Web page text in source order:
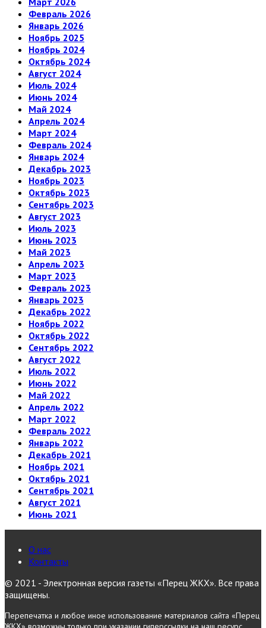
Февраль 2026
Январь 2026
Ноябрь 2025
Ноябрь 2024
Октябрь 2024
Август 2024
Июль 2024
Июнь 2024
Май 2024
Апрель 2024
Март 2024
Февраль 2024
Январь 2024
Декабрь 2023
Ноябрь 2023
Октябрь 2023
Сентябрь 2023
Август 2023
Июль 2023
Июнь 2023
Май 2023
Апрель 2023
Март 2023
Февраль 2023
Январь 2023
Декабрь 2022
Ноябрь 2022
Октябрь 2022
Сентябрь 2022
Август 2022
Июль 2022
Июнь 2022
Май 2022
Апрель 2022
Март 2022
Февраль 2022
Январь 2022
Декабрь 2021
Ноябрь 2021
Октябрь 2021
Сентябрь 2021
Август 2021
Июнь 2021
О нас
Контакты
© 2021 - Электронная версия газеты «Перец ЖКХ». Все права
защищены.
Перепечатка и любое иное использование материалов сайта «Перец